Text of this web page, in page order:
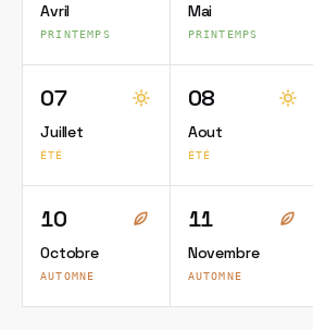
Avril
PRINTEMPS
Mai
PRINTEMPS
07
Juillet
ÉTÉ
08
Aout
ÉTÉ
10
Octobre
AUTOMNE
11
Novembre
AUTOMNE